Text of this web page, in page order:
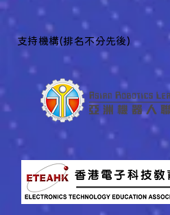
​支持機構(排名不分先後)